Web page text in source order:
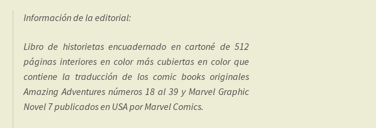
Información de la editorial:
Libro de historietas encuadernado en cartoné de 512
páginas interiores en color más cubiertas en color que
contiene la traducción de los comic books originales
Amazing Adventures números 18 al 39 y Marvel Graphic
Novel 7 publicados en USA por Marvel Comics.